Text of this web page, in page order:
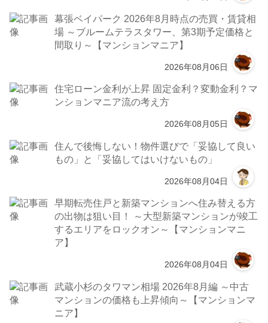
幕張ベイパーク 2026年8月時点の売買・賃貸相
場 ～ブルームテラスタワー、第3期予定価格と
間取り～【マンションマニア】
2026年08月06日
住宅ローン金利が上昇 固定金利？変動金利？マ
ンションマニア流の考え方
2026年08月05日
住んで後悔しない！物件選びで「妥協して良い
もの」と「妥協してはいけないもの」
2026年08月04日
早期転売住戸と新築マンションへ住み替える方
の出物は狙い目！ ～大型新築マンションが竣工
するエリアをロックオン～【マンションマニ
ア】
2026年08月04日
武蔵小杉のタワマン相場 2026年8月編 ～中古
マンションの価格も上昇傾向～【マンションマ
ニア】